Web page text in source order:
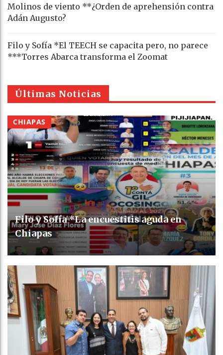
Molinos de viento **¿Orden de aprehensión contra
Adán Augusto?
Filo y Sofía *El TEECH se capacita pero, no parece
***Torres Abarca transforma el Zoomat
Últimas Noticias
CHIAPAS
Filo y Sofía *La encuestitis aguda en
Chiapas